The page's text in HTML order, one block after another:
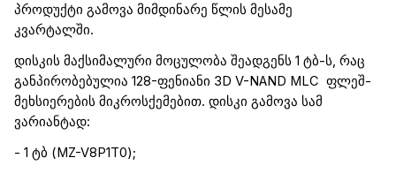
პროდუქტი გამოვა მიმდინარე წლის მესამე
კვარტალში.
დისკის მაქსიმალური მოცულობა შეადგენს 1 ტბ-ს, რაც
განპირობებულია 128-ფენიანი 3D V-NAND MLC ფლეშ-
მეხსიერების მიკროსქემებით. დისკი გამოვა სამ
ვარიანტად:
- 1 ტბ (MZ-V8P1T0);